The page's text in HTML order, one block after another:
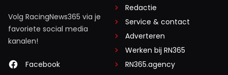
Volg RacingNews365 via je
favoriete social media
kanalen!
Facebook
Redactie
Service & contact
Adverteren
Werken bij RN365
RN365.agency